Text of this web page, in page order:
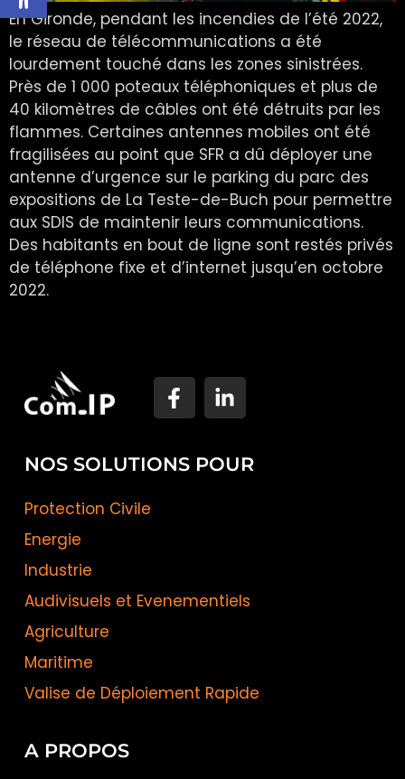
En Gironde, pendant les incendies de l’été 2022,
le réseau de télécommunications a été
lourdement touché dans les zones sinistrées.
Près de 1 000 poteaux téléphoniques et plus de
40 kilomètres de câbles ont été détruits par les
flammes. Certaines antennes mobiles ont été
fragilisées au point que SFR a dû déployer une
antenne d’urgence sur le parking du parc des
expositions de La Teste-de-Buch pour permettre
aux SDIS de maintenir leurs communications.
Des habitants en bout de ligne sont restés privés
de téléphone fixe et d’internet jusqu’en octobre
2022.
NOS SOLUTIONS POUR
Protection Civile
Energie
Industrie
Audivisuels et Evenementiels
Agriculture
Maritime
Valise de Déploiement Rapide
A PROPOS